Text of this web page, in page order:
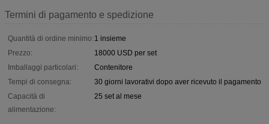
Termini di pagamento e spedizione
Quantità di ordine minimo: 1 insieme
Prezzo:
18000 USD per set
Imballaggi particolari:
Contenitore
Tempi di consegna:
30 giorni lavorativi dopo aver ricevuto il pagamento
Capacità di
alimentazione:
25 set al mese